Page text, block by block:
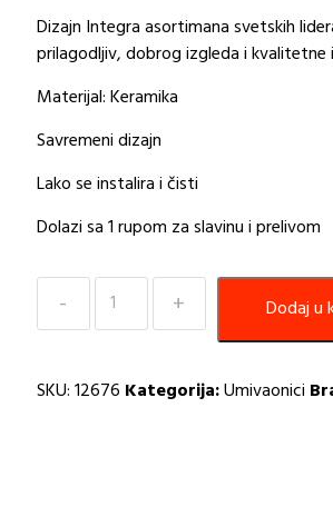
Dizajn Integra asortimana svetskih
prilagodljiv, dobrog izgleda i kvalitetne
Materijal: Keramika
Savremeni dizajn
Lako se instalira i čisti
Dolazi sa 1 rupom za slavinu i prelivom
Umivaonik
VITRA
I
Dodaj u
SKU:12676 Kategorija:Umivaonici